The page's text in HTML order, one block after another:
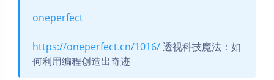
oneperfect
https://oneperfect.cn/1016/透视科技魔法：如
何利用编程创造出奇迹